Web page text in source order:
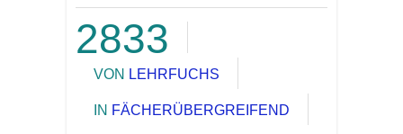
2833
VON LEHRFUCHS
IN FÄCHERÜBERGREIFEND